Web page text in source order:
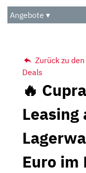
Audio
Das Beste
Angebote ▾
Zurück zu den
Deals
🔥
Leasing
Euro im